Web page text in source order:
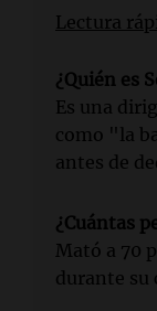
Lectura
¿Quién es
Es una
como "la
antes de
¿Cuántas
Mató a 70
durante su